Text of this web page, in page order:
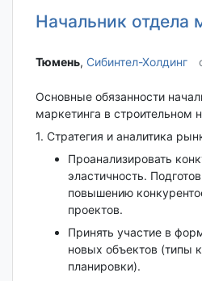
Начальник отдела
Тюмень‎, Сибинтел-Холдинг
Основные обязанности
маркетинга в строительном
1. Стратегия и аналитика
Проанализировать
эластичность.
повышению
проектов.
Принять участие в
новых объектов (типы
планировки).